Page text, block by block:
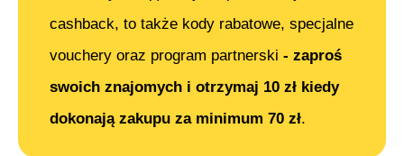
cashback, to także kody rabatowe, specjalne
vouchery oraz program partnerski - zaproś
swoich znajomych i otrzymaj 10 zł kiedy
dokonają zakupu za minimum 70 zł.